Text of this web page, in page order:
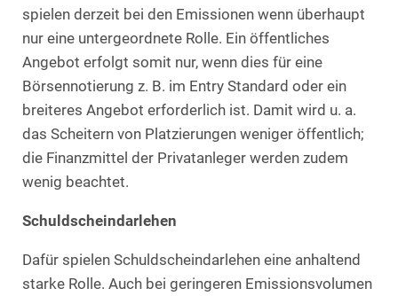
spielen derzeit bei den Emissionen wenn überhaupt
nur eine untergeordnete Rolle. Ein öffentliches
Angebot erfolgt somit nur, wenn dies für eine
Börsennotierung z. B. im Entry Standard oder ein
breiteres Angebot erforderlich ist. Damit wird u. a.
das Scheitern von Platzierungen weniger öffentlich;
die Finanzmittel der Privatanleger werden zudem
wenig beachtet.
Schuldscheindarlehen
Dafür spielen Schuldscheindarlehen eine anhaltend
starke Rolle. Auch bei geringeren Emissionsvolumen